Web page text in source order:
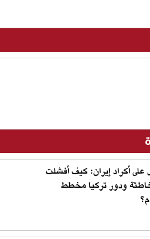
على أكراد إيران: كيف أفشلت
ودور تركيا مخطط